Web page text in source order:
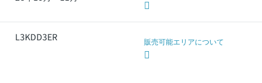
L3KDD3ER 販売可能エリアについて